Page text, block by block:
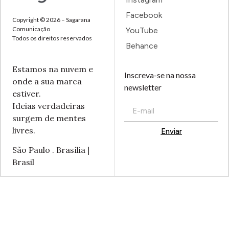
Copyright © 2026 – Sagarana
Comunicação
Todos os direitos reservados
Estamos na nuvem e
onde a sua marca
estiver.
Ideias verdadeiras
surgem de mentes
livres.
São Paulo . Brasília |
Brasil
Facebook
YouTube
Behance
Inscreva-se na nossa
newsletter
Enviar